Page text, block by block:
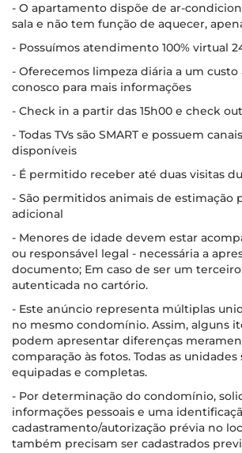
- O apartamento dispõe de ar-
sala e não tem função de aquecer,
- Possuímos atendimento 100% virtual
- Oferecemos limpeza diária a um custo
conosco para mais informações
- Check in a partir das 15h00 e check out
- Todas TVs são SMART e possuem
disponíveis
- É permitido receber até duas visitas
- São permitidos animais de estimação
adicional
- Menores de idade devem estar
ou responsável legal - necessária a
documento; Em caso de ser um
autenticada no cartório.
- Este anúncio representa múltiplas
no mesmo condomínio. Assim, alguns
podem apresentar diferenças
comparação às fotos. Todas as
equipadas e completas.
- Por determinação do condomínio,
informações pessoais e uma
cadastramento/autorização prévia no
também precisam ser cadastrados